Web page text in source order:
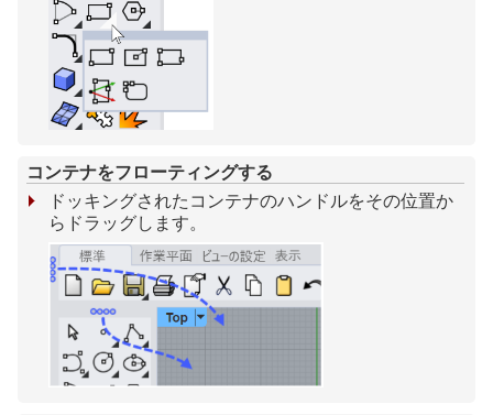
コンテナをフローティングする
ドッキングされたコンテナのハンドルをその位置か
らドラッグします。